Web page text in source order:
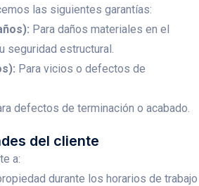
las siguientes garantías:
Para daños materiales en el
seguridad estructural.
Para vicios o defectos de
defectos de terminación o acabado.
del cliente
a:
durante los horarios de trabajo